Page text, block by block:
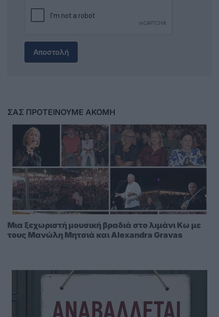
Αποστολή
ΣΑΣ ΠΡΟΤΕΙΝΟΥΜΕ ΑΚΟΜΗ
Μια ξεχωριστή μουσική βραδιά στο λιμάνι Κω με
τους Μανώλη Μητσιά και Alexandra Gravas